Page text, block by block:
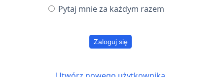
Pytaj mnie za każdym razem
Zaloguj się